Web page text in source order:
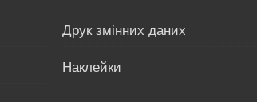
Друк змінних даних
Наклейки